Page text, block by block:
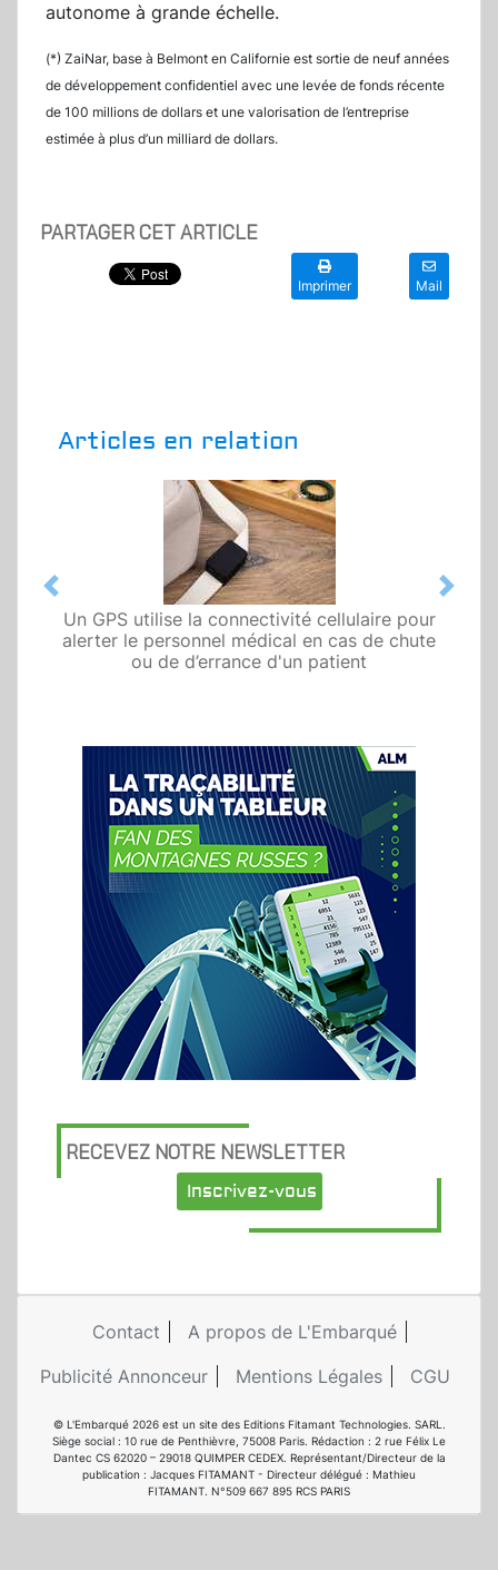
autonome à grande échelle.
(*) ZaiNar, base à Belmont en Californie est sortie de neuf années
de développement confidentiel avec une levée de fonds récente
de 100 millions de dollars et une valorisation de l’entreprise
estimée à plus d’un milliard de dollars.
PARTAGER CET ARTICLE
Imprimer Mail
Articles en relation
Un GPS utilise la connectivité cellulaire pour
alerter le personnel médical en cas de chute
ou de d’errance d'un patient
Previous Next
RECEVEZ NOTRE NEWSLETTER
Inscrivez-vous
Contact
A propos de L'Embarqué
Publicité Annonceur
Mentions Légales CGU
© L'Embarqué 2026 est un site des Editions Fitamant Technologies. SARL.
Siège social : 10 rue de Penthièvre, 75008 Paris. Rédaction : 2 rue Félix Le
Dantec CS 62020 – 29018 QUIMPER CEDEX. Représentant/Directeur de la
publication : Jacques FITAMANT - Directeur délégué : Mathieu
FITAMANT. N°509 667 895 RCS PARIS